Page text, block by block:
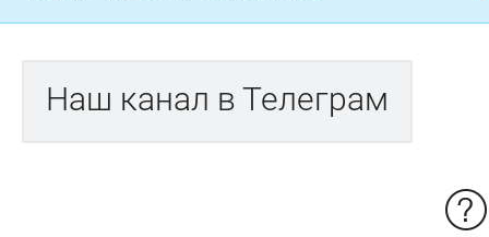
Наш канал в Телеграм